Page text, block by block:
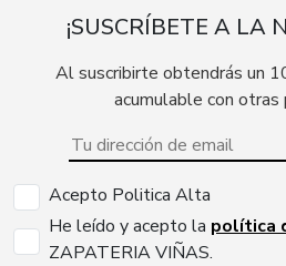
¡SUSCRÍBETE A LA
Al suscribirte obtendrás un
acumulable con otras
Acepto Politica Alta
He leído y acepto la política
ZAPATERIA VIÑAS.